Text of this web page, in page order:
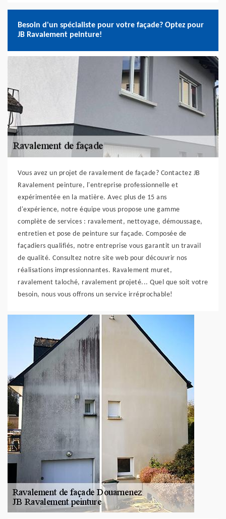
Besoin d'un spécialiste pour votre façade? Optez pour
JB Ravalement peinture!
Vous avez un projet de ravalement de façade? Contactez JB
Ravalement peinture, l'entreprise professionnelle et
expérimentée en la matière. Avec plus de 15 ans
d'expérience, notre équipe vous propose une gamme
complète de services : ravalement, nettoyage, démoussage,
entretien et pose de peinture sur façade. Composée de
façadiers qualifiés, notre entreprise vous garantit un travail
de qualité. Consultez notre site web pour découvrir nos
réalisations impressionnantes. Ravalement muret,
ravalement taloché, ravalement projeté... Quel que soit votre
besoin, nous vous offrons un service irréprochable!